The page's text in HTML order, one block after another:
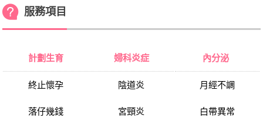
服務項目
計劃生育
終止懷孕
落仔幾錢
婦科炎症
陰道炎
宮頸炎
內分泌
月經不調
白帶異常